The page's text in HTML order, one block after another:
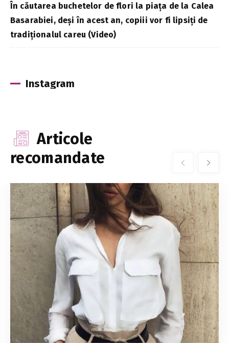
În căutarea buchetelor de flori la piața de la Calea
Basarabiei, deși în acest an, copiii vor fi lipsiți de
tradiționalul careu (Video)
Instagram
Articole
recomandate